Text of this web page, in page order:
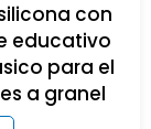
con
educativo
para el
a granel